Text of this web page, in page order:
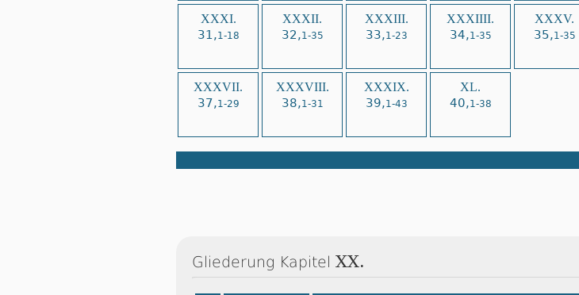
XXXI.
31,1-18
XXXII.
32,1-35
XXXIII.
33,1-23
XXXIIII.
34,1-35
XXXV.
35,1-35
XXXVII.
37,1-29
XXXVIII.
38,1-31
XXXIX.
39,1-43
XL.
40,1-38
Gliederung Kapitel XX.